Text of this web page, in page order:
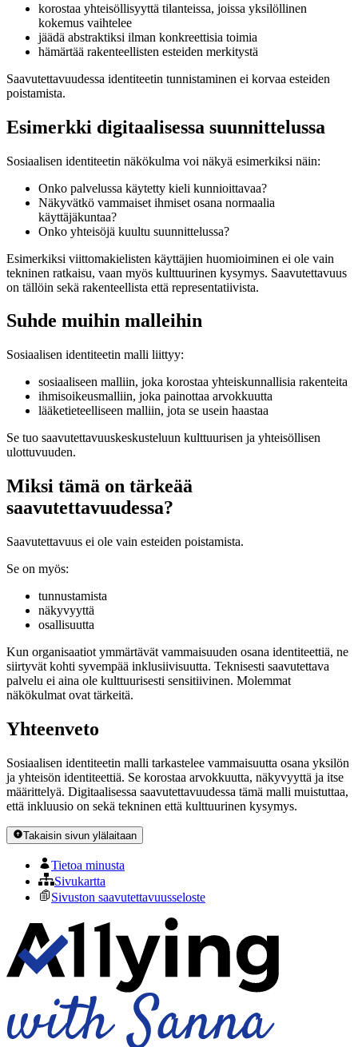
korostaa yhteisöllisyyttä tilanteissa, joissa yksilöllinen
kokemus vaihtelee
jäädä abstraktiksi ilman konkreettisia toimia
hämärtää rakenteellisten esteiden merkitystä
Saavutettavuudessa identiteetin tunnistaminen ei korvaa esteiden
poistamista.
Esimerkki digitaalisessa suunnittelussa
Sosiaalisen identiteetin näkökulma voi näkyä esimerkiksi näin:
Onko palvelussa käytetty kieli kunnioittavaa?
Näkyvätkö vammaiset ihmiset osana normaalia
käyttäjäkuntaa?
Onko yhteisöjä kuultu suunnittelussa?
Esimerkiksi viittomakielisten käyttäjien huomioiminen ei ole vain
tekninen ratkaisu, vaan myös kulttuurinen kysymys. Saavutettavuus
on tällöin sekä rakenteellista että representatiivista.
Suhde muihin malleihin
Sosiaalisen identiteetin malli liittyy:
sosiaaliseen malliin, joka korostaa yhteiskunnallisia rakenteita
ihmisoikeusmalliin, joka painottaa arvokkuutta
lääketieteelliseen malliin, jota se usein haastaa
Se tuo saavutettavuuskeskusteluun kulttuurisen ja yhteisöllisen
ulottuvuuden.
Miksi tämä on tärkeää
saavutettavuudessa?
Saavutettavuus ei ole vain esteiden poistamista.
Se on myös:
tunnustamista
näkyvyyttä
osallisuutta
Kun organisaatiot ymmärtävät vammaisuuden osana identiteettiä, ne
siirtyvät kohti syvempää inklusiivisuutta. Teknisesti saavutettava
palvelu ei aina ole kulttuurisesti sensitiivinen. Molemmat
näkökulmat ovat tärkeitä.
Yhteenveto
Sosiaalisen identiteetin malli tarkastelee vammaisuutta osana yksilön
ja yhteisön identiteettiä. Se korostaa arvokkuutta, näkyvyyttä ja itse
määrittelyä. Digitaalisessa saavutettavuudessa tämä malli muistuttaa,
että inkluusio on sekä tekninen että kulttuurinen kysymys.
Takaisin sivun ylälaitaan
Tietoa minusta
Sivukartta
Sivuston saavutettavuusseloste